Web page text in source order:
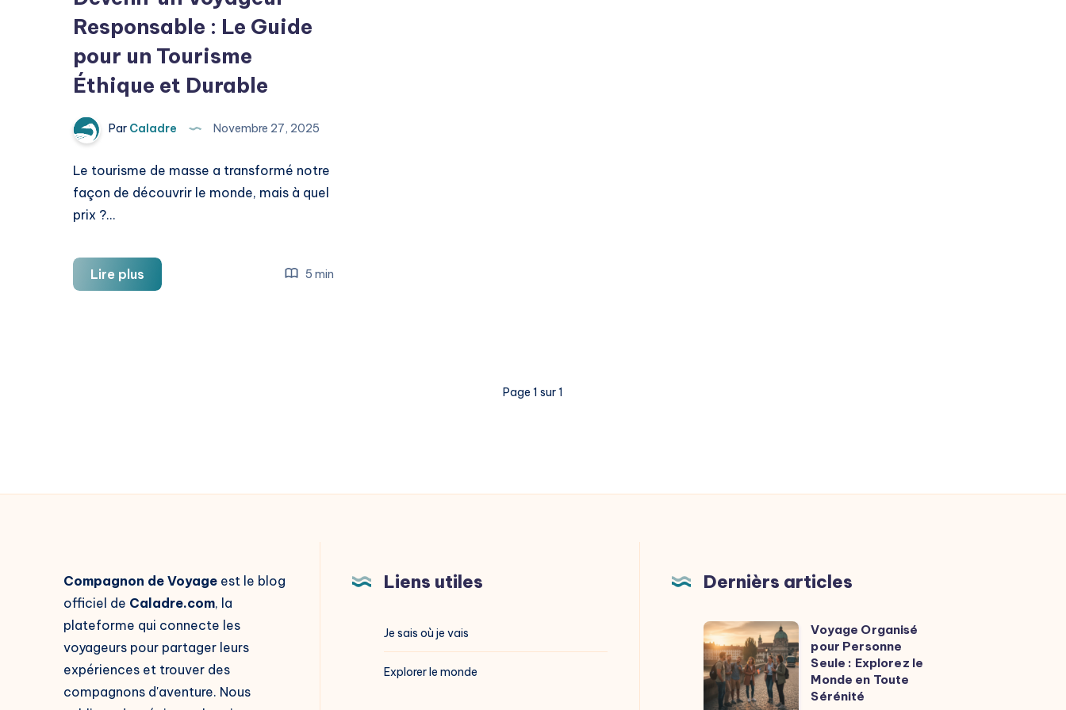
Responsable : Le Guide
pour un Tourisme
Éthique et Durable
Par Caladre Novembre 27, 2025
Le tourisme de masse a transformé notre
façon de découvrir le monde, mais à quel
prix ?…
Lire plus
un
Éthique
5 min
Page 1 sur 1
Compagnon de Voyage est le blog
officiel de Caladre.com, la
plateforme qui connecte les
voyageurs pour partager leurs
expériences et trouver des
compagnons d'aventure. Nous
Liens utiles
Je sais où je vais
Explorer le monde
Dernièrs articles
Voyage
Organisé
pour
Personne
Voyage Organisé
pour Personne
Seule : Explorez le
Monde en Toute
Sérénité